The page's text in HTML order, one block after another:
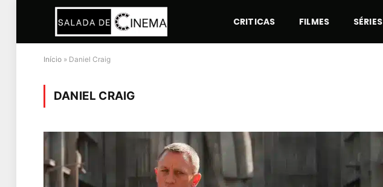
CRITICAS FILMES SÉRIES
Início » Daniel Craig
DANIEL CRAIG